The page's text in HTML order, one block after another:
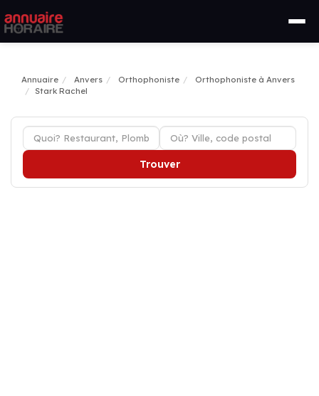
Annuaire Anvers Orthophoniste
Orthophoniste à Anvers
Stark Rachel
Trouver